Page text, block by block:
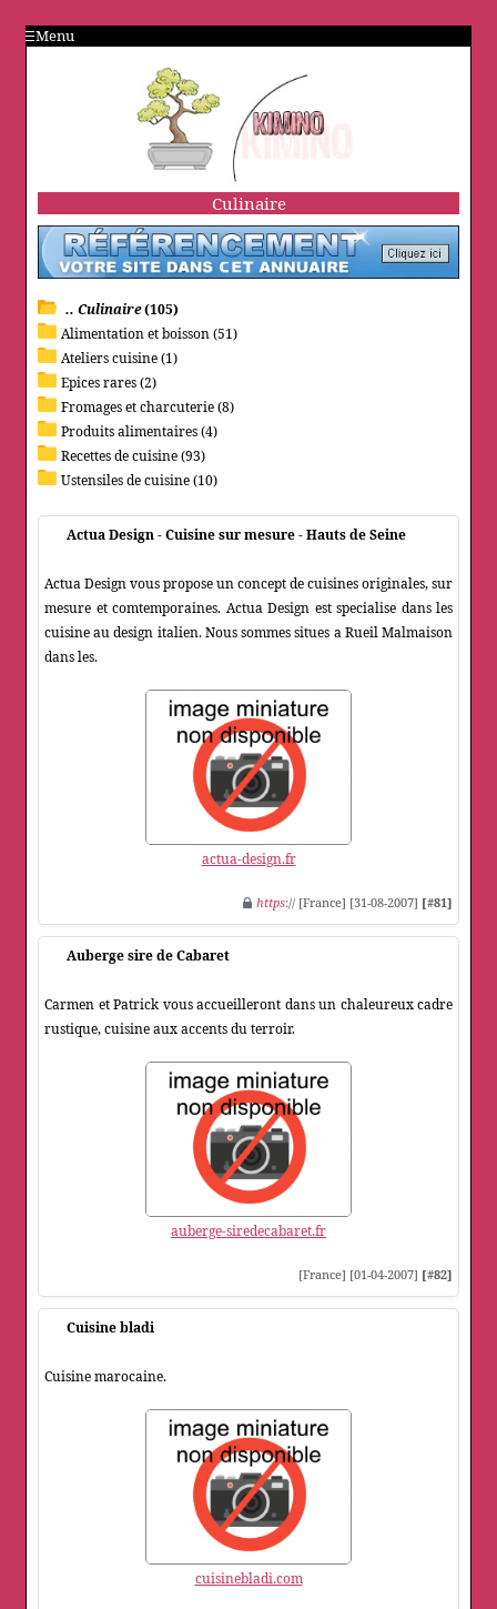
Menu
Culinaire
.. Culinaire(105)
Alimentation et boisson (51)
Ateliers cuisine (1)
Epices rares (2)
Fromages et charcuterie (8)
Produits alimentaires (4)
Recettes de cuisine (93)
Ustensiles de cuisine (10)
Actua Design - Cuisine sur mesure - Hauts de Seine
Actua Design vous propose un concept de cuisines originales, sur
mesure et comtemporaines. Actua Design est specialise dans les
cuisine au design italien. Nous sommes situes a Rueil Malmaison
dans les.
actua-design.fr
https:// [France] [31-08-2007] [#81]
Auberge sire de Cabaret
Carmen et Patrick vous accueilleront dans un chaleureux cadre
rustique, cuisine aux accents du terroir.
auberge-siredecabaret.fr
[France] [01-04-2007] [#82]
Cuisine bladi
Cuisine marocaine.
cuisinebladi.com